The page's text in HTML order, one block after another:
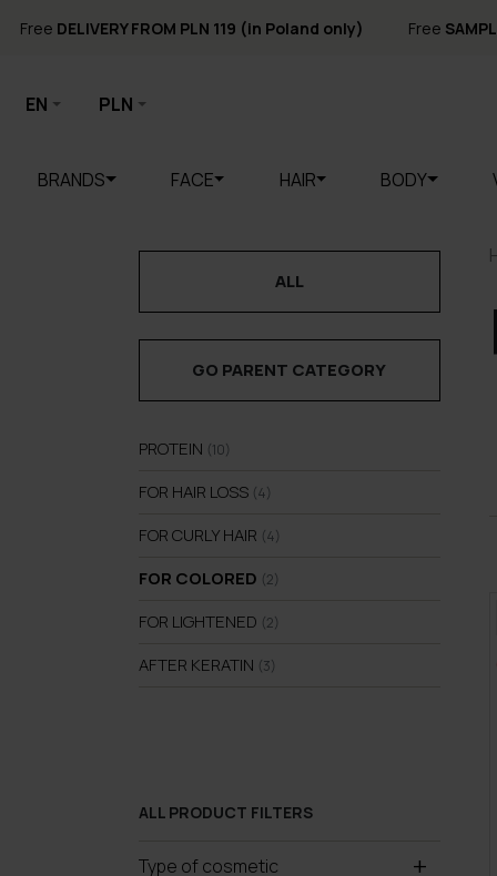
Free DELIVERY FROM PLN 119 (in Poland only) Free
EN PLN
BRANDS FACE HAIR BODY
ALL
GO PARENT CATEGORY
PROTEIN (10)
FOR HAIR LOSS (4)
FOR CURLY HAIR (4)
FOR COLORED (2)
FOR LIGHTENED (2)
AFTER KERATIN (3)
ALL PRODUCT FILTERS
Type of cosmetic